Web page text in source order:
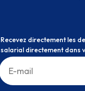
Recevez directement les
salarial directement dans